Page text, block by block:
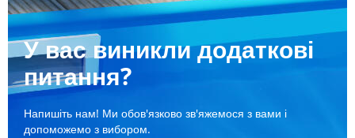
У вас виникли додаткові
питання?
Напишіть нам! Ми обов'язково зв'яжемося з вами і
допоможемо з вибором.